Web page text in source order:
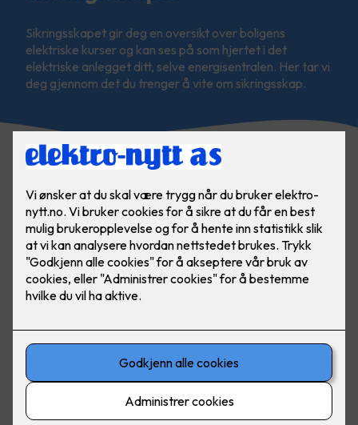
Sikringsskapet gir deg en oversikt over boligens
elektriske kurser og kan ses på som hjertet i det
elektriske anlegget ditt, selve energisentralen. Her tar vi
deg gjennom det du trenger å vite om sikringsskap.
Få full kontroll over ditt sikringsskap